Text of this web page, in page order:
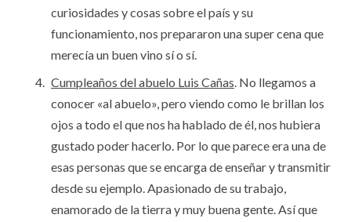
curiosidades y cosas sobre el país y su
funcionamiento, nos prepararon una super cena que
merecía un buen vino sí o sí.
Cumpleaños del abuelo Luis Cañas. No llegamos a
conocer «al abuelo», pero viendo como le brillan los
ojos a todo el que nos ha hablado de él, nos hubiera
gustado poder hacerlo. Por lo que parece era una de
esas personas que se encarga de enseñar y transmitir
desde su ejemplo. Apasionado de su trabajo,
enamorado de la tierra y muy buena gente. Así que